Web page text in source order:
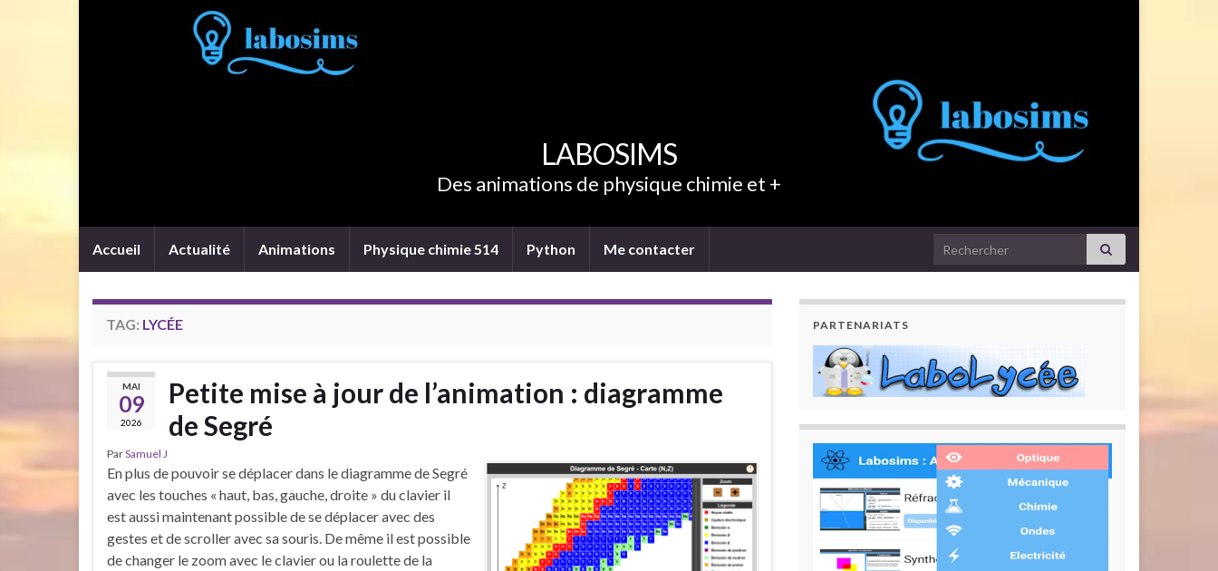
LABOSIMS
Des animations de physique chimie et +
Accueil Actualité Animations Physique chimie 514 Python Me contacter Search for:
TAG: LYCÉE
MAI
09
2026
Petite mise à jour de l’animation : diagramme
de Segré
ParSamuel J
En plus de pouvoir se déplacer dans le diagramme de Segré
avec les touches « haut, bas, gauche, droite » du clavier il
est aussi maintenant possible de se déplacer avec des
gestes et de scroller avec sa souris. De même il est possible
de changer le zoom avec le clavier ou la roulette de la
PARTENARIATS